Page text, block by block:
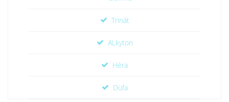
Trinát
ALkyton
Héra
Düfa